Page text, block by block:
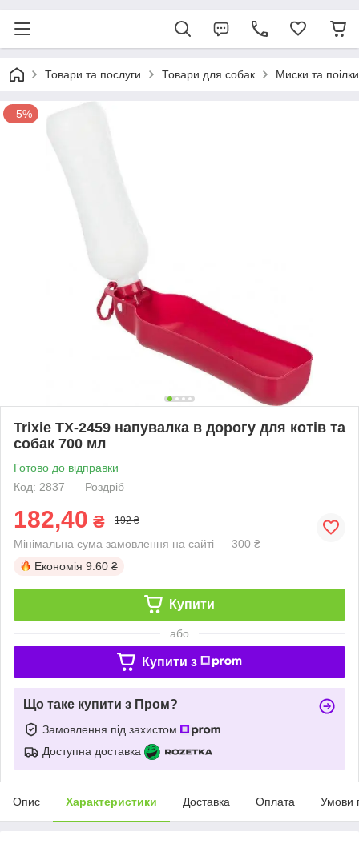
Товари та послуги Товари для собак Миски та
–5%
Trixie TX-2459 напувалка в дорогу для котів та
собак 700 мл
Готово до відправки
Код: 2837
Роздріб
182,40 ₴ 192 ₴
Мінімальна сума замовлення на сайті — 300 ₴
Економія 9.60 ₴
Купити
або
Купити з
Що таке купити з Пром?
Замовлення під захистом
Доступна доставка
Опис Характеристики Доставка Оплата Умови